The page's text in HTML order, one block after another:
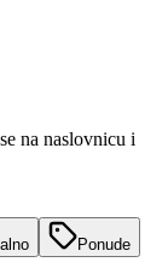
na naslovnicu i
Ponude